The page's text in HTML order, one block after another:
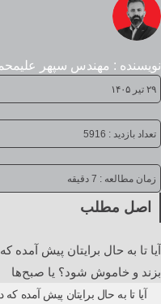
نویسنده : مهندس سپهر
۲۹ تیر ۱۴۰۵
تعداد بازدید : 5916
زمان مطالعه : 7 دقیقه
اصل مطلب
آیا تا به حال برایتان پیش آمده
بزند و خاموش شود؟ یا صبح‌ها
آیا تا به حال برایتان پیش آمده که